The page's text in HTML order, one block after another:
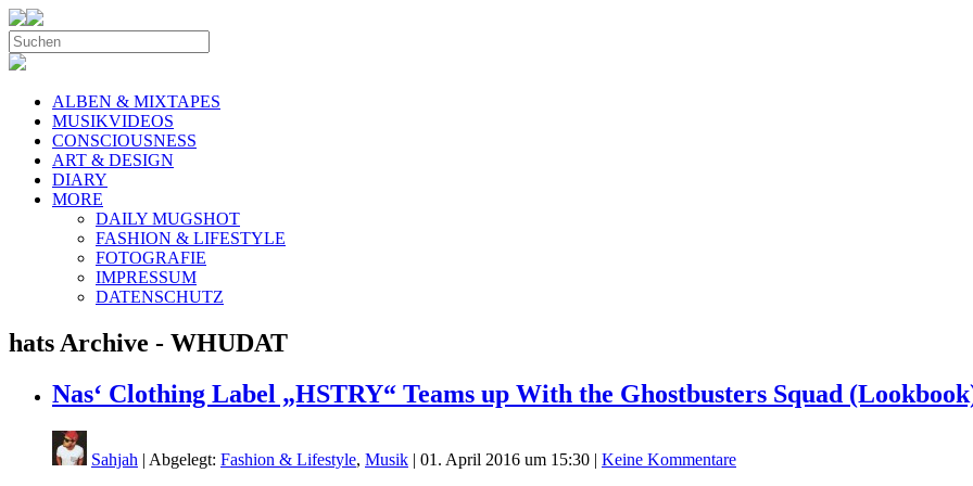
ALBEN & MIXTAPES
MUSIKVIDEOS
CONSCIOUSNESS
ART & DESIGN
DIARY
MORE
DAILY MUGSHOT
FASHION & LIFESTYLE
FOTOGRAFIE
IMPRESSUM
DATENSCHUTZ
hats Archive - WHUDAT
Nas‘ Clothing Label „HSTRY“ Teams up With the Ghostbusters Squad
Sahjah | Abgelegt: Fashion & Lifestyle, Musik | 01. April 2016 um 15:30 | Keine Kommentare